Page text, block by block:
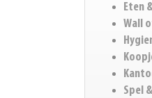
Eten
Wall
Spel